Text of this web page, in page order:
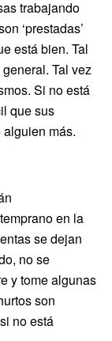
trabajando
‘prestadas’
está bien. Tal
Tal vez
Si no está
que sus
más.
en la
se dejan
no se
y tome algunas
son
no está